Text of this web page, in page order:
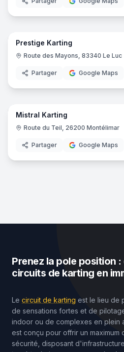
Prestige Karting
Route des Mayons, 83340 Le Luc
Partager Google Maps
Mistral Karting
Route du Teil, 26200 Montélimar
Partager Google Maps
Prenez la pole position
circuits de karting en
Le circuit de karting est le lieu de
de sensations fortes et de
indoor ou de complexes en plein
est conçu pour offrir un maximum
sécurité, disposant